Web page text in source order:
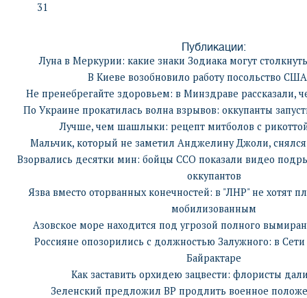
31
Публикации:
Луна в Меркурии: какие знаки Зодиака могут
В Киеве возобновило работу посольство
Не пренебрегайте здоровьем: в Минздраве рассказали,
По Украине прокатилась волна взрывов: оккупанты
Лучше, чем шашлыки: рецепт митболов с
Мальчик, который не заметил Анджелину Джоли,
Взорвались десятки мин: бойцы ССО показали видео
оккупантов
Язва вместо оторванных конечностей: в "ЛНР" не хотят
мобилизованным
Азовское море находится под угрозой полного
Россияне опозорились с должностью Залужного: в
Байрактаре
Как заставить орхидею зацвести: флористы
Зеленский предложил ВР продлить военное